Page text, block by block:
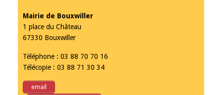
Mairie de Bouxwiller
1 place du Château
67330 Bouxwiller
Téléphone : 03 88 70 70 16
Télécopie : 03 88 71 30 34
email